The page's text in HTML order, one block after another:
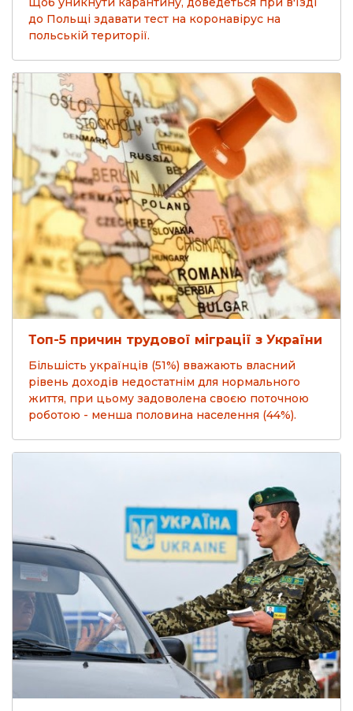
до Польщі здавати тест на коронавірус на
польській території.
Топ-5 причин трудової міграції з України
Більшість українців (51%) вважають власний
рівень доходів недостатнім для нормального
життя, при цьому задоволена своєю поточною
роботою - менша половина населення (44%).